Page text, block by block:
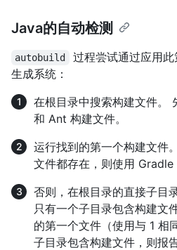
Java的自动检测
autobuild
过程尝试通过应用
生成系统：
在根目录中搜索构建文件。
和 Ant 构建文件。
运行找到的第一个构建文件
文件都存在，则使用 Gradle
否则，在根目录的直接子目
只有一个子目录包含构建文
的第一个文件（使用与 1 相
子目录包含构建文件，则报